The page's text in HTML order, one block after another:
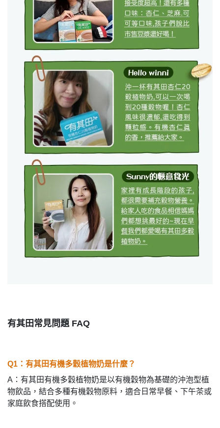
有其田常見問題 FAQ
Q1：有其田有機多穀植物奶是什麼？
A：有其田有機多穀植物奶是以有機穀物為基礎的沖泡型植
物飲品，結合多種有機穀物原料，適合日常早餐、下午茶或
家庭飲食搭配使用。